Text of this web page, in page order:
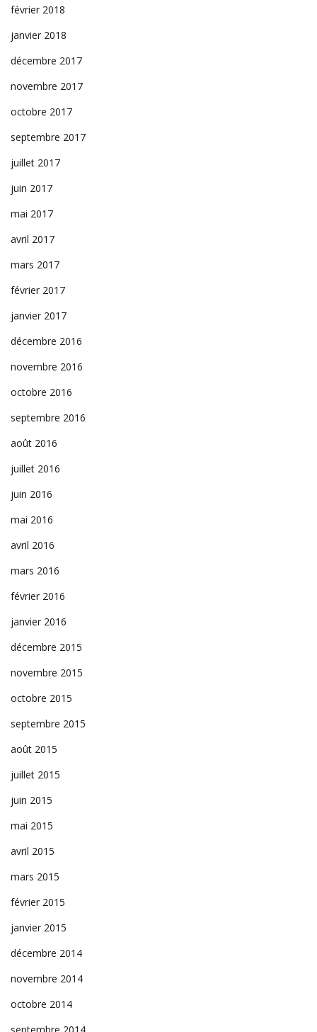
février 2018
janvier 2018
décembre 2017
novembre 2017
octobre 2017
septembre 2017
juillet 2017
juin 2017
mai 2017
avril 2017
mars 2017
février 2017
janvier 2017
décembre 2016
novembre 2016
octobre 2016
septembre 2016
août 2016
juillet 2016
juin 2016
mai 2016
avril 2016
mars 2016
février 2016
janvier 2016
décembre 2015
novembre 2015
octobre 2015
septembre 2015
août 2015
juillet 2015
juin 2015
mai 2015
avril 2015
mars 2015
février 2015
janvier 2015
décembre 2014
novembre 2014
octobre 2014
septembre 2014